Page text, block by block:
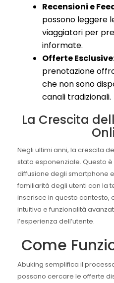
Recensioni e
possono leggere
viaggiatori per
informate.
Offerte
prenotazione
che non sono
canali tradizionali.
La Crescita
Negli ultimi anni, la crescita
stata esponenziale. Questo
diffusione degli smartphone
familiarità degli utenti con la
inserisce in questo contesto,
intuitiva e funzionalità
l’esperienza dell’utente.
Come
Abuking semplifica il
possono cercare le offerte